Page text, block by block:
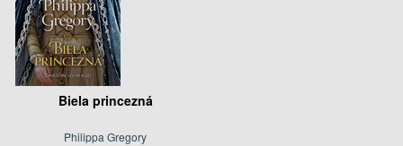
Biela princezná
Philippa Gregory